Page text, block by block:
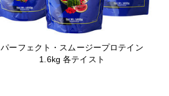
パーフェクト・スムージープロテイン
1.6kg 各テイスト